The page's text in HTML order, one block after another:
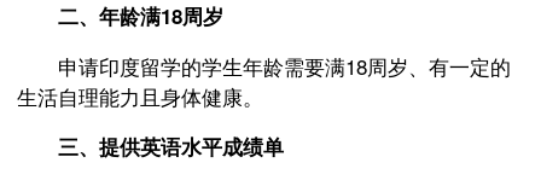
二、年龄满18周岁
申请印度留学的学生年龄需要满18周岁、有一定的
生活自理能力且身体健康。
三、提供英语水平成绩单